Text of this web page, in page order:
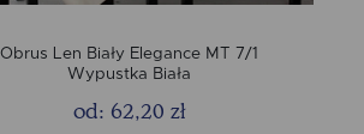
Obrus Len Biały Elegance MT 7/1
Wypustka Biała
od: 62,20 zł